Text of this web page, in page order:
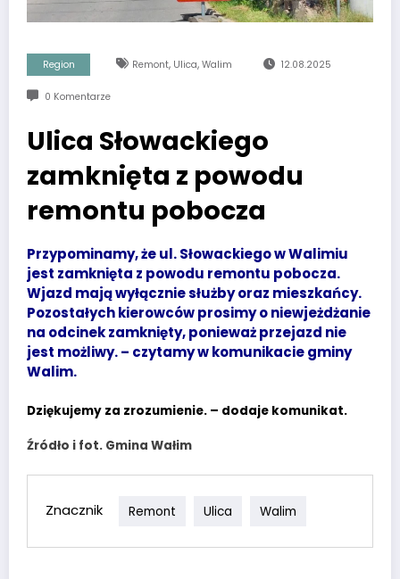
Region Remont, Ulica, Walim 12.08.2025
0 Komentarze
Ulica Słowackiego
zamknięta z powodu
remontu pobocza
Przypominamy, że ul. Słowackiego w Walimiu
jest zamknięta z powodu remontu pobocza.
Wjazd mają wyłącznie służby oraz mieszkańcy.
Pozostałych kierowców prosimy o niewjeżdżanie
na odcinek zamknięty, ponieważ przejazd nie
jest możliwy. – czytamy w komunikacie gminy
Walim.
Dziękujemy za zrozumienie. – dodaje komunikat.
Źródło i fot. Gmina Wałim
Znacznik Remont Ulica Walim